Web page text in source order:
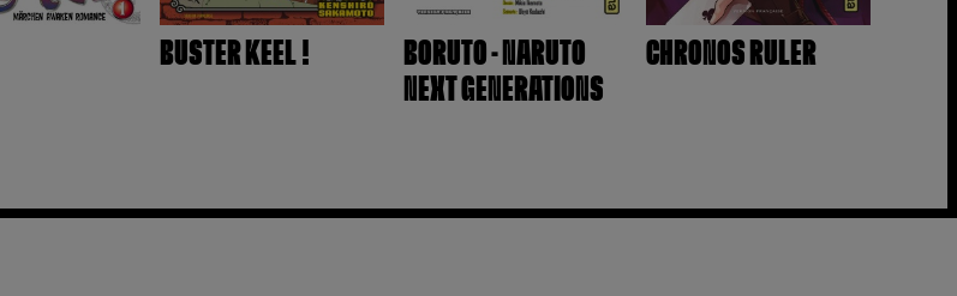
BUSTER KEEL !
BORUTO - NARUTO
NEXT GENERATIONS
CHRONOS RULER